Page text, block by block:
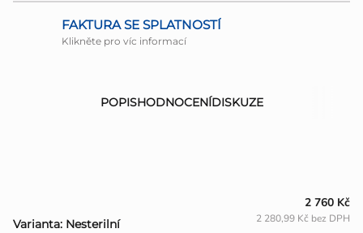
FAKTURA SE SPLATNOSTÍ
Klikněte pro víc informací
POPISHODNOCENÍDISKUZE
Varianta: Nesterilní
2 760 Kč
2 280,99 Kč bez DPH